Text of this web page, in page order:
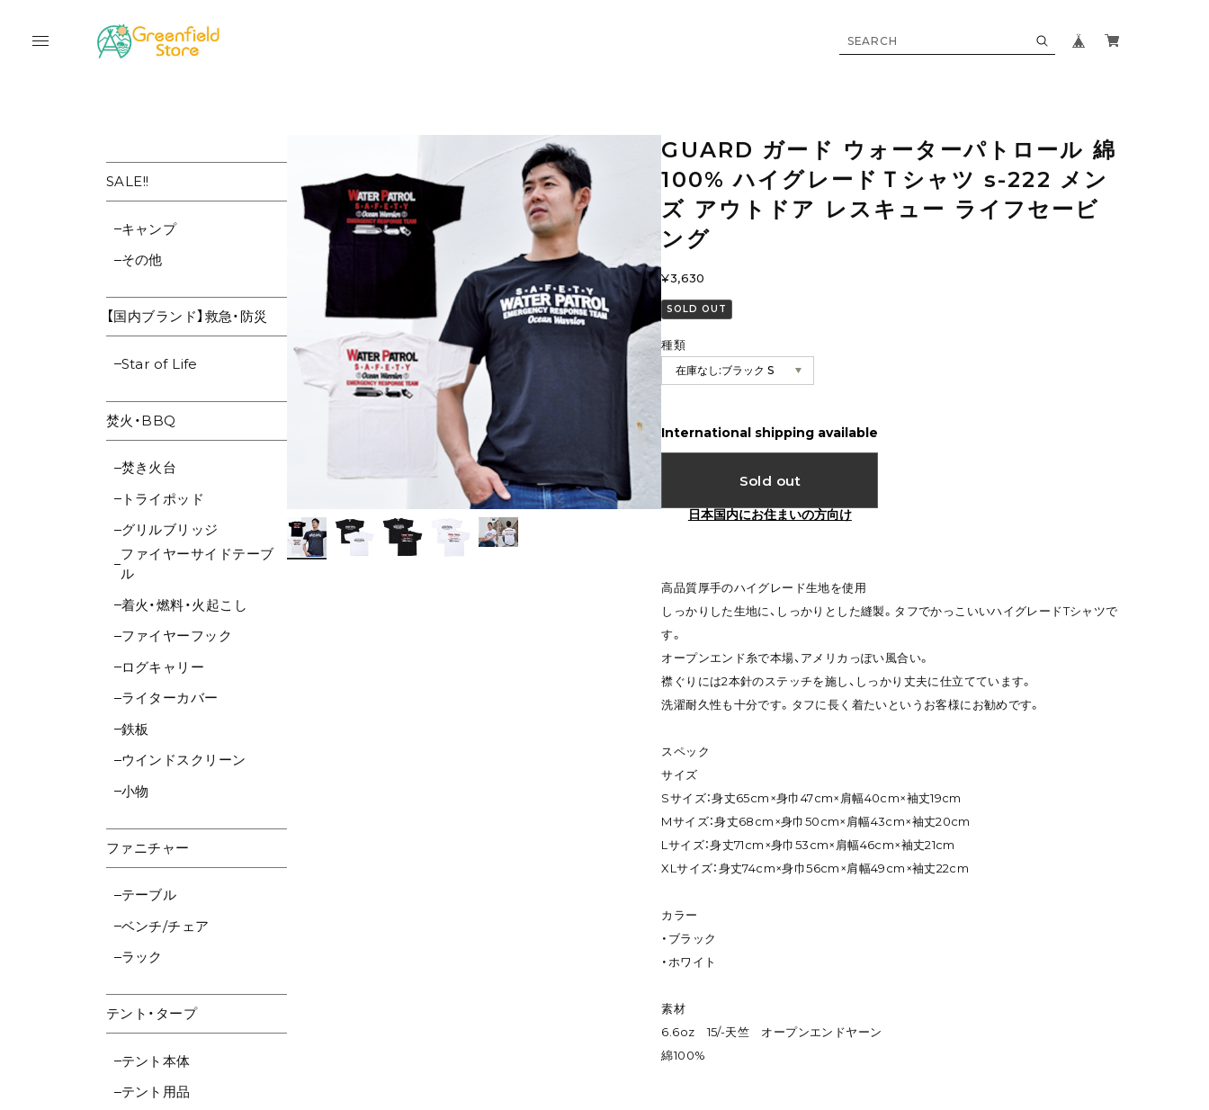
SALE!!
キャンプ
その他
【国内ブランド】救急・防災
Star of Life
焚火・BBQ
焚き火台
トライポッド
グリルブリッジ
ファイヤーサイドテーブ
ル
着火・燃料・火起こし
ファイヤーフック
ログキャリー
ライターカバー
鉄板
ウインドスクリーン
小物
ファニチャー
テーブル
ベンチ/チェア
ラック
テント・タープ
テント本体
テント用品
GUARD ガード ウォーターパトロール 綿
100% ハイグレードＴシャツ s-222 メン
ズ アウトドア レスキュー ライフセービ
ング
¥3,630
SOLD OUT
種類
International shipping available
Sold out
日本国内にお住まいの方向け
高品質厚手のハイグレード生地を使用
しっかりした生地に、しっかりとした縫製。タフでかっこいいハイグレードTシャツで
す。
オープンエンド糸で本場、アメリカっぽい風合い。
襟ぐりには2本針のステッチを施し、しっかり丈夫に仕立てています。
洗濯耐久性も十分です。タフに長く着たいというお客様にお勧めです。
スペック
サイズ
Sサイズ：身丈65cm×身巾47cm×肩幅40cm×袖丈19cm
Mサイズ：身丈68cm×身巾50cm×肩幅43cm×袖丈20cm
Lサイズ：身丈71cm×身巾53cm×肩幅46cm×袖丈21cm
XLサイズ：身丈74cm×身巾56cm×肩幅49cm×袖丈22cm
カラー
・ブラック
・ホワイト
素材
6.6oz 15/-天竺 オープンエンドヤーン
綿100%